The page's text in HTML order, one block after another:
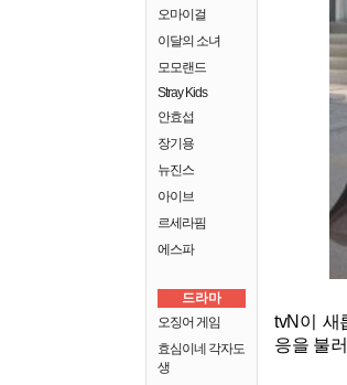
오마이걸
이달의 소녀
모모랜드
Stray Kids
안효섭
장기용
뉴진스
아이브
르세라핌
에스파
드라마
오징어 게임
효심이네 각자도
생
tvN이 새
응을 불